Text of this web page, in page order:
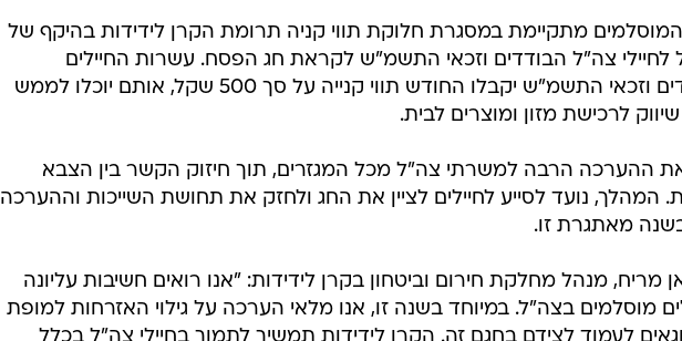
המוסלמים מתקיימת במסגרת חלוקת תווי קניה תרומת הקרן לידידות בהיקף של
שקל לחיילי צה"ל הבודדים וזכאי התשמ"ש לקראת חג הפסח. עשרות החיילים
המוסלמים הבודדים וזכאי התשמ"ש יקבלו החודש תווי קנייה על סך 500 שקל, אותם יוכלו לממש
לרכישת מזון ומוצרים לבית.
ההערכה הרבה למשרתי צה"ל מכל המגזרים, תוך חיזוק הקשר בין הצבא
המהלך, נועד לסייע לחיילים לציין את החג ולחזק את תחושת השייכות וההערכה
מאתגרת זו.
מריח, מנהל מחלקת חירום וביטחון בקרן לידידות: "אנו רואים חשיבות עליונה
מוסלמים בצה"ל. במיוחד בשנה זו, אנו מלאי הערכה על גילוי האזרחות למופת